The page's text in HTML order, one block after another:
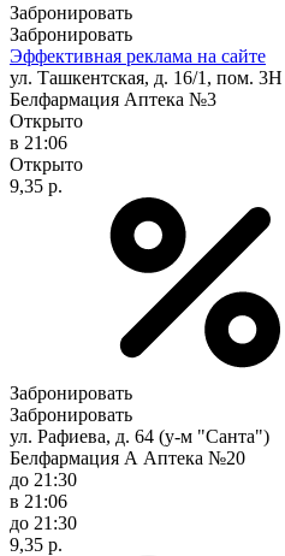
Забронировать
Забронировать
Эффективная реклама на сайте
ул. Ташкентская, д. 16/1, пом. 3Н
Белфармация Аптека №3
Открыто
в 21:06
Открыто
9,35 р.
Забронировать
Забронировать
ул. Рафиева, д. 64 (у-м "Санта")
Белфармация А Аптека №20
до 21:30
в 21:06
до 21:30
9,35 р.